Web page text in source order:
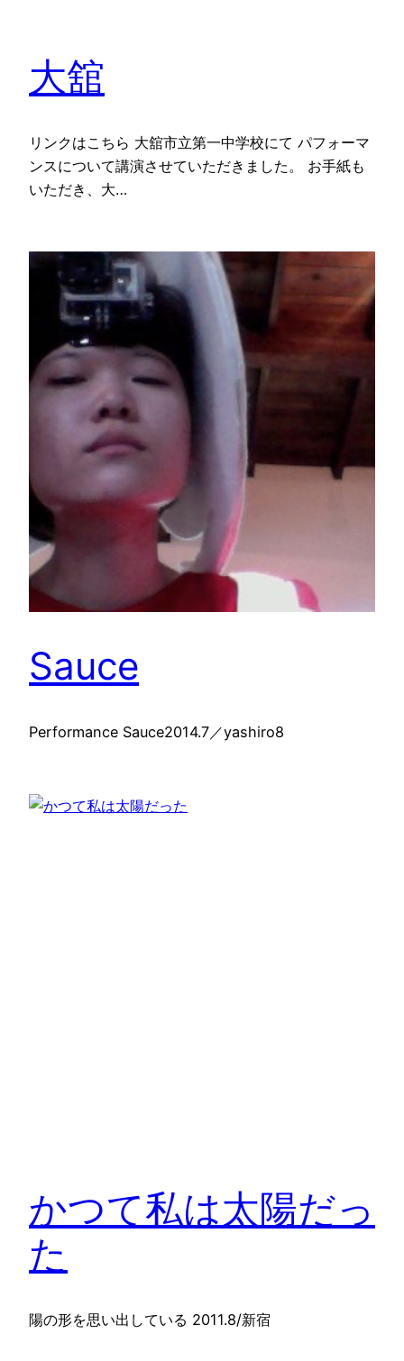
大舘
リンクはこちら 大舘市立第一中学校にて パフォーマ
ンスについて講演させていただきました。 お手紙も
いただき、大…
Sauce
Performance Sauce2014.7／yashiro8
かつて私は太陽だっ
た
陽の形を思い出している 2011.8/新宿